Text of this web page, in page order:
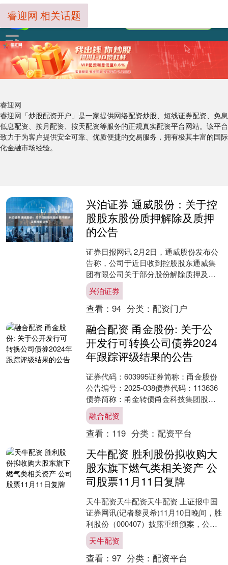
睿迎网
睿迎网「炒股配资开户」是一家提供网络配资炒股、短线证券配资、免息
低息配资、按月配资、按天配资等服务的正规真实配资平台网站。该平台
致力于为客户提供安全可靠、优质便捷的交易服务，拥有极其丰富的国际
化金融市场经验。
睿迎网 相关话题
兴泊证券 通威股份：关于控
股股东股份质押解除及质押
的公告
证券日报网讯 2月2日，通威股份发布公
告称，公司于近日收到控股股东通威集
团有限公司关于部分股份解除质押及再
质押的通知，本次解质股份为30，000，
00股，本次质....
兴泊证券
查看： 94 分类： 配资门户
融合配资 甬金股份: 关于公
开发行可转换公司债券2024
年跟踪评级结果的公告
证券代码：603995证券简称：甬金股份
公告编号：2025-038债券代码：113636
债券简称：甬金转债甬金科技集团股份
有限公司关于公开发行可转换公司债券
20....
融合配资
查看： 119 分类： 配资平台
天牛配资 胜利股份拟收购大
股东旗下燃气类相关资产 公
司股票11月11日复牌
天牛配资天牛配资天牛配资 上证报中国
证券网讯(记者黎灵希)11月10日晚间，胜
利股份（000407）披露重组预案，公司
拟通过发行股份及支付现金的方式，购
买由公司....
天牛配资
查看： 97 分类： 配资平台